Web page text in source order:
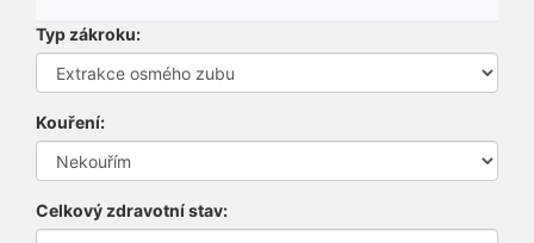
Typ zákroku:
Kouření:
Celkový zdravotní stav: